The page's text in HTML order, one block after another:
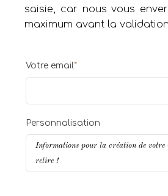
saisie, car nous vous
maximum avant la
Votre email*
Personnalisation